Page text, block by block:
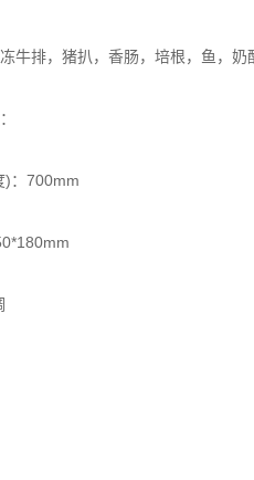
牛排，猪扒，香肠，培根，鱼，
：700mm